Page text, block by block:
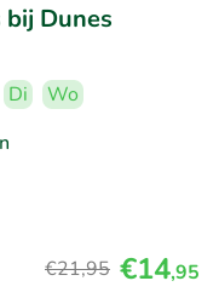
Dunes
Di
Wo
€21,95 €14,95